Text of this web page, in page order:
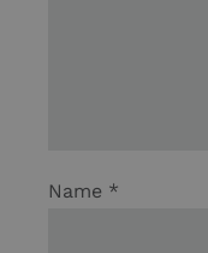
Name *